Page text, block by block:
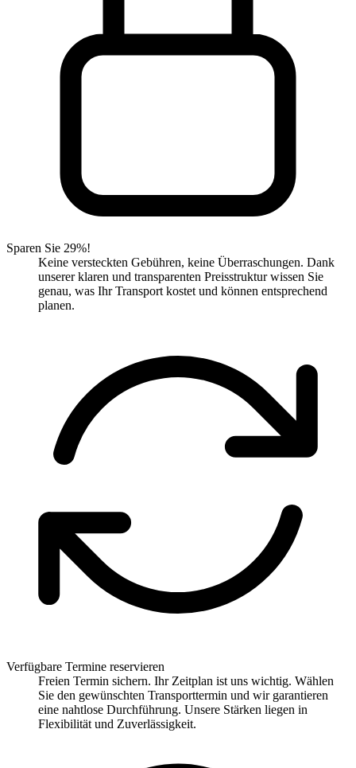
Sparen Sie 29%!
Keine versteckten Gebühren, keine Überraschungen. Dank
unserer klaren und transparenten Preisstruktur wissen Sie
genau, was Ihr Transport kostet und können entsprechend
planen.
Verfügbare Termine reservieren
Freien Termin sichern. Ihr Zeitplan ist uns wichtig. Wählen
Sie den gewünschten Transporttermin und wir garantieren
eine nahtlose Durchführung. Unsere Stärken liegen in
Flexibilität und Zuverlässigkeit.